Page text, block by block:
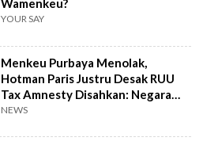
Wamenkeu?
YOUR SAY
Menkeu Purbaya Menolak,
Hotman Paris Justru Desak RUU
Tax Amnesty Disahkan: Negara
Perlu Uang!
NEWS